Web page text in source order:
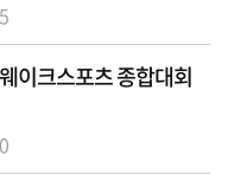
이크스포츠 종합대회